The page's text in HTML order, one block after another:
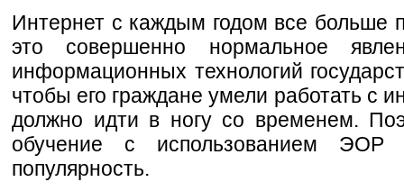
Интернет с каждым годом все больше
это совершенно нормальное
информационных технологий
чтобы его граждане умели работать с
должно идти в ногу со временем.
обучение с использованием ЭОР
популярность.